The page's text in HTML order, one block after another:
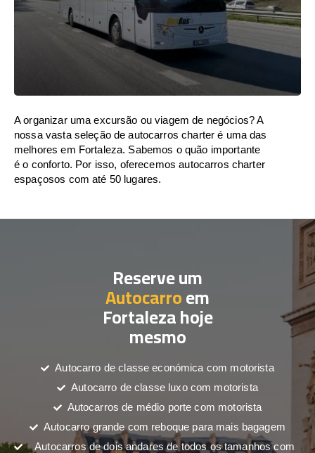
A organizar uma excursão ou viagem de negócios? A
nossa vasta seleção de autocarros charter é uma das
melhores em Fortaleza. Sabemos o quão importante
é o conforto. Por isso, oferecemos autocarros charter
espaçosos com até 50 lugares.
Reserve um
Autocarroem
Fortaleza hoje
mesmo
Autocarro de classe económica com motorista
Autocarro de classe luxo com motorista
Autocarros de médio porte com motorista
Autocarro grande com reboque para mais bagagem
Autocarros de dois andares de todos os tamanhos com